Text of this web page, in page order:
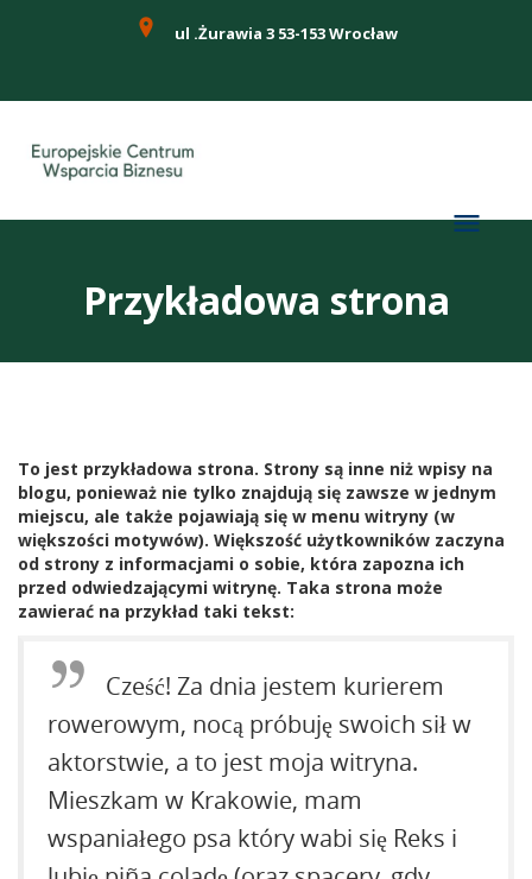
ul .Żurawia 3 53-153 Wrocław
Przykładowa strona
To jest przykładowa strona. Strony są inne niż wpisy na
blogu, ponieważ nie tylko znajdują się zawsze w jednym
miejscu, ale także pojawiają się w menu witryny (w
większości motywów). Większość użytkowników zaczyna
od strony z informacjami o sobie, która zapozna ich
przed odwiedzającymi witrynę. Taka strona może
zawierać na przykład taki tekst:
Cześć! Za dnia jestem kurierem
rowerowym, nocą próbuję swoich sił w
aktorstwie, a to jest moja witryna.
Mieszkam w Krakowie, mam
wspaniałego psa który wabi się Reks i